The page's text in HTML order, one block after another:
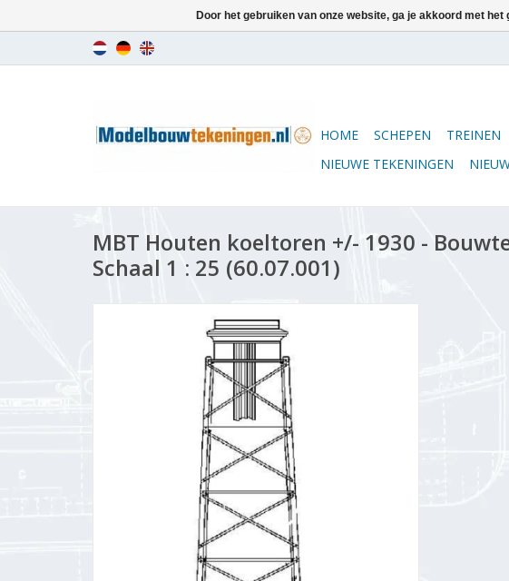
HOME SCHEPEN TREINEN
NIEUWE TEKENINGEN
MBT Houten koeltoren +/- 1930 -
Schaal 1 : 25 (60.07.001)
Door het gebruiken van onze website, ga je akkoord met